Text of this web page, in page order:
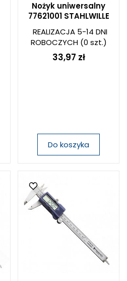
Nożyk uniwersalny
77621001 STAHLWILLE
REALIZACJA 5-14 DNI
ROBOCZYCH(0 szt.)
33,97 zł
Do koszyka